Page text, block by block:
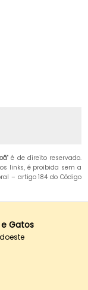
" é de direito reservado.
links, é proibida sem a
– artigo 184 do Código
Gatos